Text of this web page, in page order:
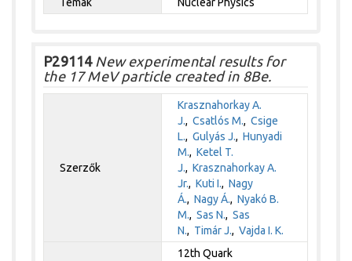
P29114New experimental results for
the 17 MeV particle created in 8Be.
Szerzők
Krasznahorkay A.
J.,Csatlós M.,Csige
L.,Gulyás J.,Hunyadi
M.,Ketel T.
J.,Krasznahorkay A.
Jr.,Kuti I.,Nagy
Á.,Nagy Á.,Nyakó B.
M.,Sas N.,Sas
N., Timár J.,Vajda I. K.
12th Quark